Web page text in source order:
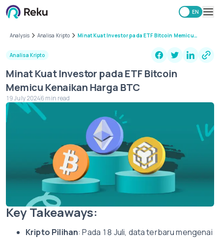
EN
Learning Hub
Security
Fees
Other
Download Reku Apps
Analysis Analisa Kripto
Minat Kuat Investor pada ETF Bitcoin Memicu
Analisa Kripto
Minat Kuat Investor pada ETF Bitcoin
Memicu Kenaikan Harga BTC
19 July 20246 min read
Key Takeaways:
Kripto Pilihan: Pada 18 Juli, data terbaru mengenai